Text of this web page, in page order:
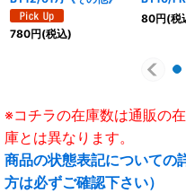
780円(税込)
ゲート》
80円(税
※コチラの在庫数は通販の
庫とは異なります。
商品の状態表記についての
方は必ずご確認下さい）